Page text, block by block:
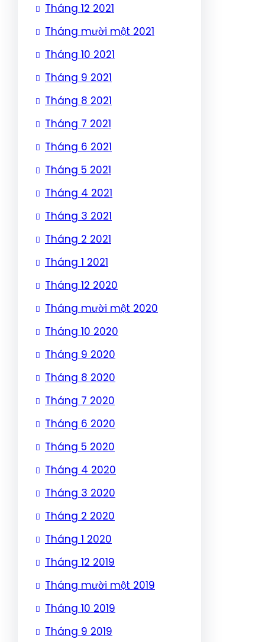
Tháng 12 2021
Tháng mười một 2021
Tháng 10 2021
Tháng 9 2021
Tháng 8 2021
Tháng 7 2021
Tháng 6 2021
Tháng 5 2021
Tháng 4 2021
Tháng 3 2021
Tháng 2 2021
Tháng 1 2021
Tháng 12 2020
Tháng mười một 2020
Tháng 10 2020
Tháng 9 2020
Tháng 8 2020
Tháng 7 2020
Tháng 6 2020
Tháng 5 2020
Tháng 4 2020
Tháng 3 2020
Tháng 2 2020
Tháng 1 2020
Tháng 12 2019
Tháng mười một 2019
Tháng 10 2019
Tháng 9 2019